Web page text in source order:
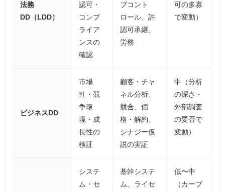
法務
DD（LDD）
認可・
コンプ
ライア
ンスの
確認
ブコント
ロール、許
認可承継、
労務
可の多寡
で変動）
ビジネスDD
市場
性・競
争環
境・成
長性の
検証
顧客・チャ
ネル分析、
競合、価
格・解約、
シナジー仮
説の実証
中（分析
の深さ・
外部調査
の要否で
変動）
システ
ム・セ
基幹システ
ム、ライセ
低〜中
（カーブ